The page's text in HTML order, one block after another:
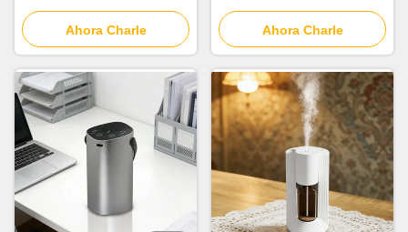
fría de doble fluido 100cbm
con batería de litio
recargable
Ahora Charle
el hogar con conservación
de grano de madera natural
Ahora Charle